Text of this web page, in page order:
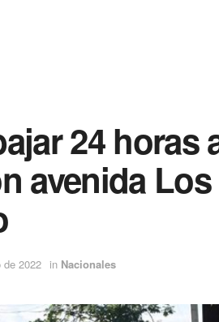
24 horas
avenida
de 2022 in Nacionales